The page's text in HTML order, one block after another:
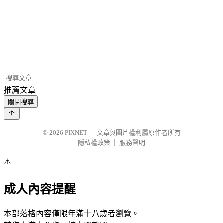
推薦文章
關閉搜尋
© 2026 PIXNET
文章與圖片權利屬原作者所有
隱私權政策
服務聲明
⚠️
成人內容提醒
本部落格內容僅限年滿十八歲者瀏覽。